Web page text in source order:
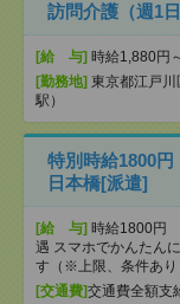
訪問介護（週1
[給 与] 時給1,880円
[勤務地] 東京都江戸
駅）
特別時給1800
日本橋[派遣]
[給 与] 時給1800円
遇 スマホでかんたん
す（※上限、条件あり
[交通費]交通費全額支